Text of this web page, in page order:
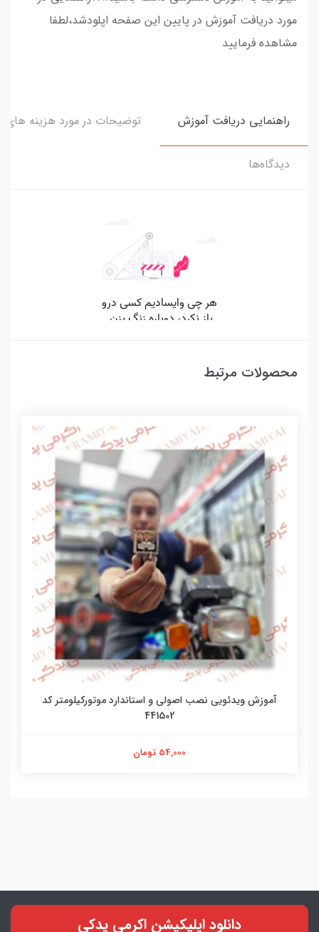
مورد دریافت آموزش در پایین این صفحه اپلودشد،لطفا
مشاهده فرمایید
راهنمایی دریافت آموزش توضیحات در مورد هزینه های
دیدگاه‌ها
محصولات مرتبط
آموزش ویدئویی نصب اصولی و استاندارد موتورکیلومتر کد
441502
54,000 تومان
دانلود اپلیکیشن اکرمی یدکی